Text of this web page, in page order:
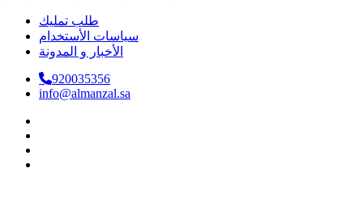
طلب تمليك
سياسات الأستخدام
الأخبار و المدونة
920035356
info@almanzal.sa